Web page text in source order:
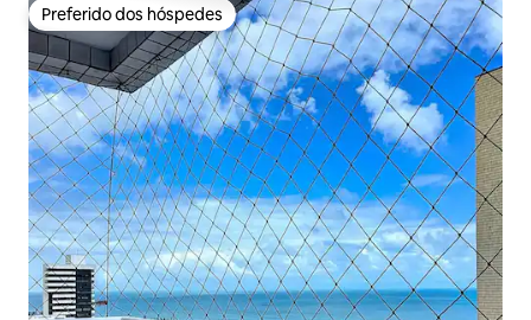
Preferido dos hóspedes
Preferido dos hóspedes